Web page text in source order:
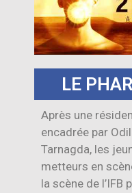
LE
Après une
encadrée par
Tarnagda, les
metteurs en
la scène de l’IFB